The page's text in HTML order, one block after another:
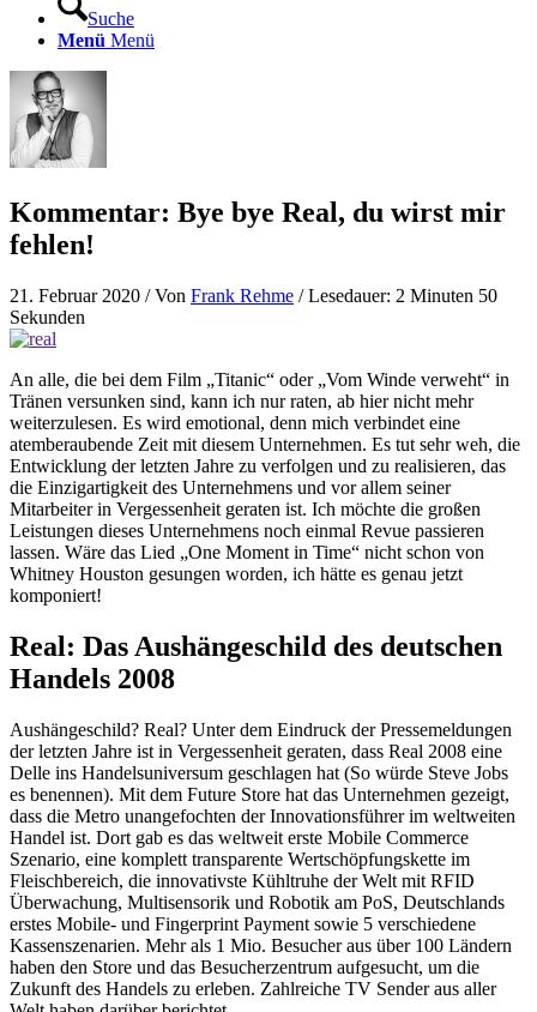
Suche
Menü Menü
Kommentar: Bye bye Real, du wirst mir
fehlen!
21. Februar 2020 / Von Frank Rehme / Lesedauer: 2 Minuten 50
Sekunden
An alle, die bei dem Film „Titanic“ oder „Vom Winde verweht“ in
Tränen versunken sind, kann ich nur raten, ab hier nicht mehr
weiterzulesen. Es wird emotional, denn mich verbindet eine
atemberaubende Zeit mit diesem Unternehmen. Es tut sehr weh, die
Entwicklung der letzten Jahre zu verfolgen und zu realisieren, das
die Einzigartigkeit des Unternehmens und vor allem seiner
Mitarbeiter in Vergessenheit geraten ist. Ich möchte die großen
Leistungen dieses Unternehmens noch einmal Revue passieren
lassen. Wäre das Lied „One Moment in Time“ nicht schon von
Whitney Houston gesungen worden, ich hätte es genau jetzt
komponiert!
Real: Das Aushängeschild des deutschen
Handels 2008
Aushängeschild? Real? Unter dem Eindruck der Pressemeldungen
der letzten Jahre ist in Vergessenheit geraten, dass Real 2008 eine
Delle ins Handelsuniversum geschlagen hat (So würde Steve Jobs
es benennen). Mit dem Future Store hat das Unternehmen gezeigt,
dass die Metro unangefochten der Innovationsführer im weltweiten
Handel ist. Dort gab es das weltweit erste Mobile Commerce
Szenario, eine komplett transparente Wertschöpfungskette im
Fleischbereich, die innovativste Kühltruhe der Welt mit RFID
Überwachung, Multisensorik und Robotik am PoS, Deutschlands
erstes Mobile- und Fingerprint Payment sowie 5 verschiedene
Kassenszenarien. Mehr als 1 Mio. Besucher aus über 100 Ländern
haben den Store und das Besucherzentrum aufgesucht, um die
Zukunft des Handels zu erleben. Zahlreiche TV Sender aus aller